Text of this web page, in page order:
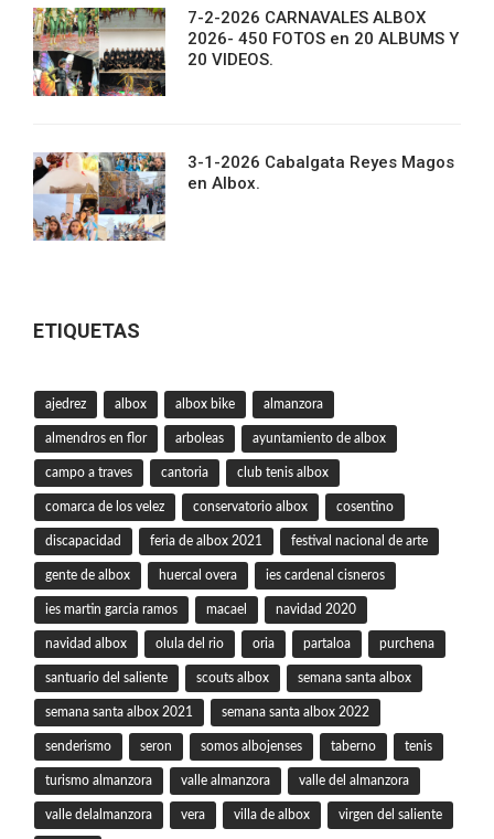
7-2-2026 CARNAVALES ALBOX
2026- 450 FOTOS en 20 ALBUMS Y
20 VIDEOS.
3-1-2026 Cabalgata Reyes Magos
en Albox.
ETIQUETAS
ajedrez albox albox bike almanzora
almendros en flor arboleas ayuntamiento de albox
campo a traves cantoria club tenis albox
comarca de los velez conservatorio albox cosentino
discapacidad feria de albox 2021 festival nacional de arte
gente de albox huercal overa ies cardenal cisneros
ies martin garcia ramos macael navidad 2020
navidad albox olula del rio oria partaloa purchena
santuario del saliente scouts albox semana santa albox
semana santa albox 2021 semana santa albox 2022
senderismo seron somos albojenses taberno tenis
turismo almanzora valle almanzora valle del almanzora
valle delalmanzora vera villa de albox virgen del saliente